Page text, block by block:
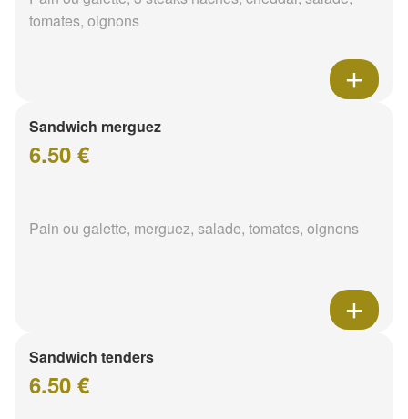
tomates, oignons
Sandwich merguez
6.50 €
Pain ou galette, merguez, salade, tomates, oignons
Sandwich tenders
6.50 €